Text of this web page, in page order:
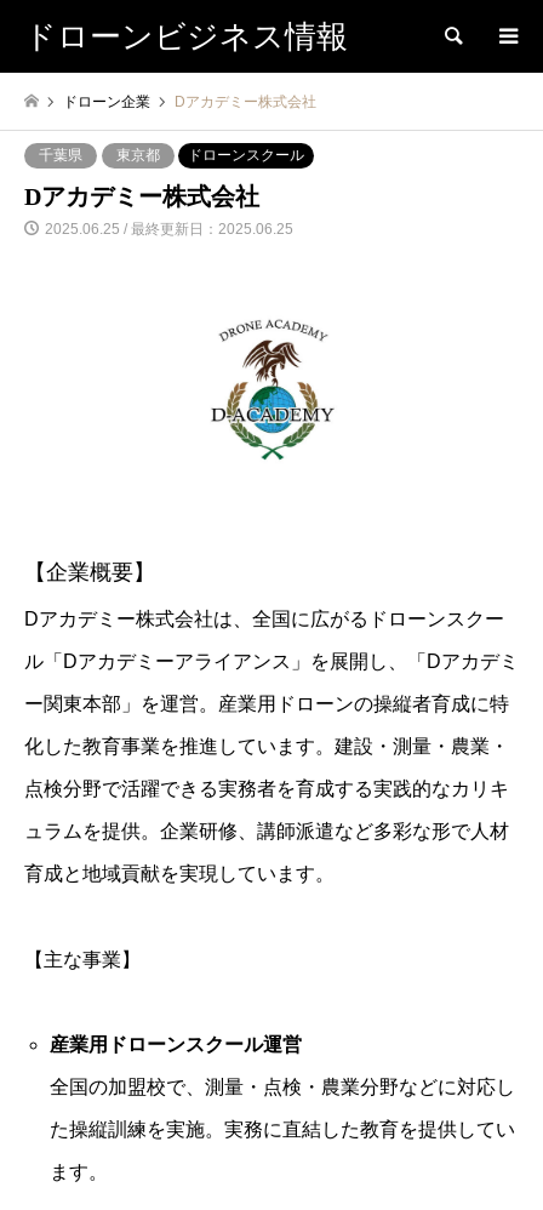
ドローンビジネス情報 検索
ドローン企業 Dアカデミー株式会社
千葉県 東京都 ドローンスクール
Dアカデミー株式会社
2025.06.25 / 最終更新日：2025.06.25
【企業概要】
Dアカデミー株式会社は、全国に広がるドローンスクー
ル「Dアカデミーアライアンス」を展開し、「Dアカデミ
ー関東本部」を運営。産業用ドローンの操縦者育成に特
化した教育事業を推進しています。建設・測量・農業・
点検分野で活躍できる実務者を育成する実践的なカリキ
ュラムを提供。企業研修、講師派遣など多彩な形で人材
育成と地域貢献を実現しています。
【主な事業】
産業用ドローンスクール運営
全国の加盟校で、測量・点検・農業分野などに対応し
た操縦訓練を実施。実務に直結した教育を提供してい
ます。